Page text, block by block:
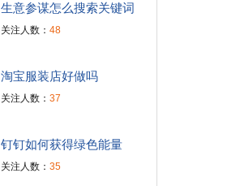
生意参谋怎么搜索关键词
关注人数： 48
淘宝服装店好做吗
关注人数： 37
钉钉如何获得绿色能量
关注人数： 35